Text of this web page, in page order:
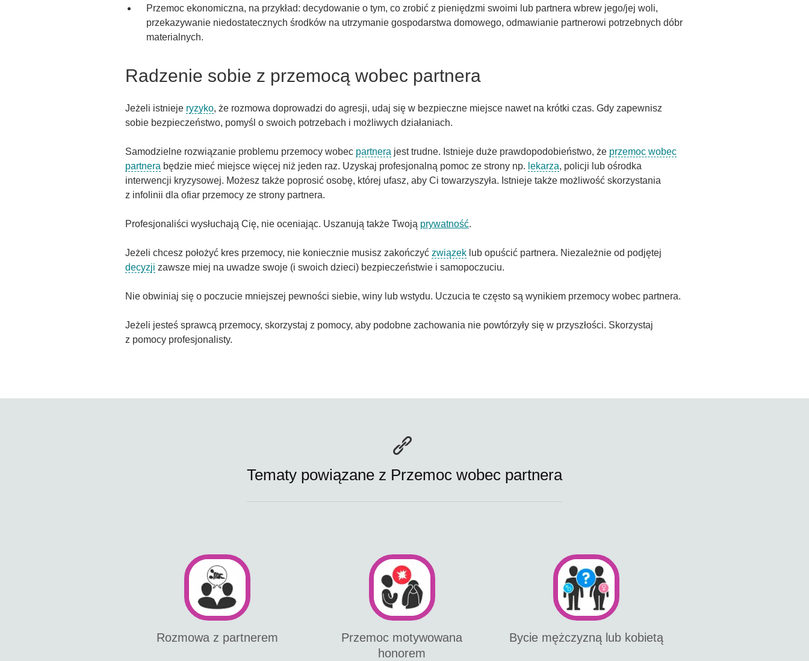
Przemoc ekonomiczna, na przykład: decydowanie o tym, co zrobić z pieniędzmi swoimi lub partnera wbrew jego/jej woli,
przekazywanie niedostatecznych środków na utrzymanie gospodarstwa domowego, odmawianie partnerowi potrzebnych dóbr
materialnych.
Radzenie sobie z przemocą wobec partnera
Jeżeli istnieje ryzyko, że rozmowa doprowadzi do agresji, udaj się w bezpieczne miejsce nawet na krótki czas. Gdy zapewnisz
sobie bezpieczeństwo, pomyśl o swoich potrzebach i możliwych działaniach.
Samodzielne rozwiązanie problemu przemocy wobec partnera jest trudne. Istnieje duże prawdopodobieństwo, że przemoc wobec
partnera będzie mieć miejsce więcej niż jeden raz. Uzyskaj profesjonalną pomoc ze strony np. lekarza, policji lub ośrodka
interwencji kryzysowej. Możesz także poprosić osobę, której ufasz, aby Ci towarzyszyła. Istnieje także możliwość skorzystania
z infolinii dla ofiar przemocy ze strony partnera.
Profesjonaliści wysłuchają Cię, nie oceniając. Uszanują także Twoją prywatność.
Jeżeli chcesz położyć kres przemocy, nie koniecznie musisz zakończyć związek lub opuścić partnera. Niezależnie od podjętej
decyzji zawsze miej na uwadze swoje (i swoich dzieci) bezpieczeństwie i samopoczuciu.
Nie obwiniaj się o poczucie mniejszej pewności siebie, winy lub wstydu. Uczucia te często są wynikiem przemocy wobec partnera.
Jeżeli jesteś sprawcą przemocy, skorzystaj z pomocy, aby podobne zachowania nie powtórzyły się w przyszłości. Skorzystaj
z pomocy profesjonalisty.
Tematy powiązane z Przemoc wobec partnera
Rozmowa z partnerem
Przemoc motywowana
honorem
Bycie mężczyzną lub kobietą